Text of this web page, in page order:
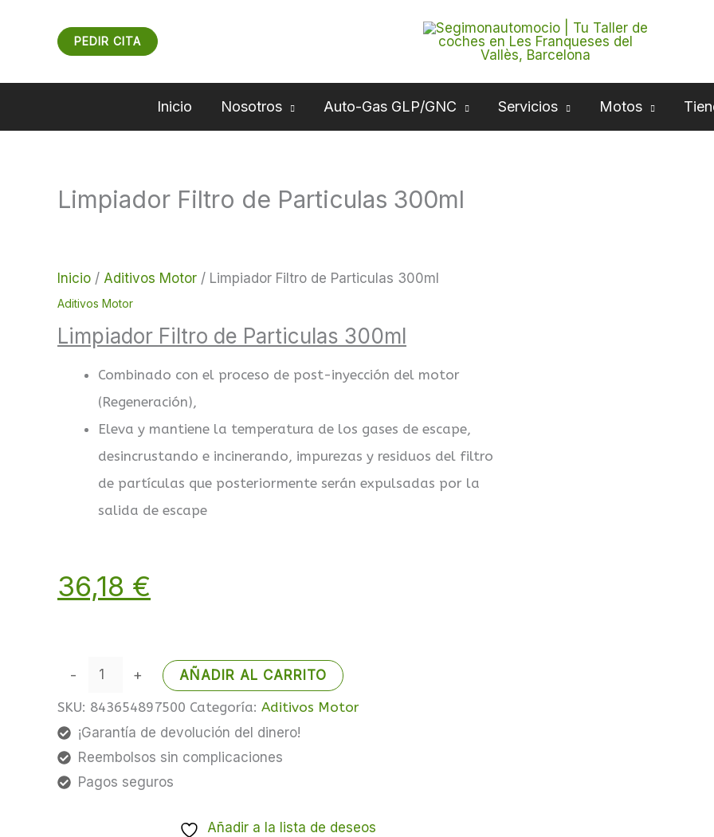
PEDIR CITA
Inicio Nosotros Auto-Gas GLP/GNC Servicios Motos
Limpiador Filtro de Particulas 300ml
Inicio / Aditivos Motor / Limpiador Filtro de Particulas 300ml
Aditivos Motor
Limpiador Filtro de Particulas 300ml
Combinado con el proceso de post-inyección del motor
(Regeneración),
Eleva y mantiene la temperatura de los gases de escape,
desincrustando e incinerando, impurezas y residuos del filtro
de partículas que posteriormente serán expulsadas por la
salida de escape
36,18 €
-
Limpiador
Particulas
300ml
+ AÑADIR AL CARRITO
SKU: 843654897500 Categoría: Aditivos Motor
¡Garantía de devolución del dinero!
Reembolsos sin complicaciones
Pagos seguros
Añadir a la lista de deseos